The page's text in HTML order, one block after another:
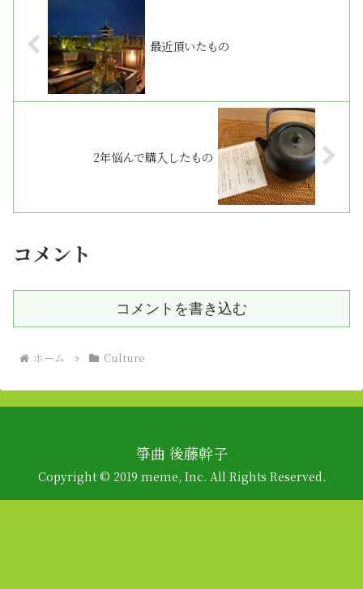
最近頂いたもの
2年悩んで購入したもの
コメント
コメントを書き込む
ホーム Culture
箏曲 後藤幹子
Copyright © 2019 meme, Inc. All Rights Reserved.